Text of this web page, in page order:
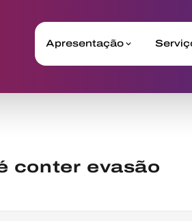
Apresentação
conter evasão